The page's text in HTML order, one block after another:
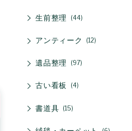
生前整理 44
アンティーク 12
遺品整理 97
古い看板 4
書道具 15